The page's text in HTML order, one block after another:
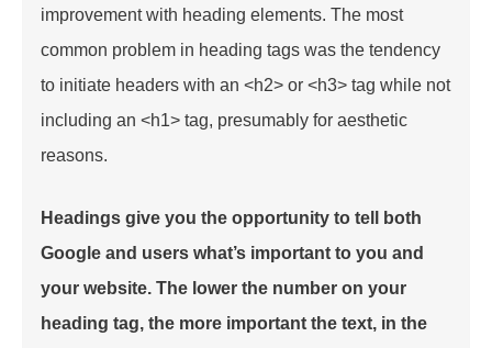
improvement with heading elements. The most
common problem in heading tags was the tendency
to initiate headers with an <h2> or <h3> tag while not
including an <h1> tag, presumably for aesthetic
reasons.
Headings give you the opportunity to tell both
Google and users what’s important to you and
your website. The lower the number on your
heading tag, the more important the text, in the